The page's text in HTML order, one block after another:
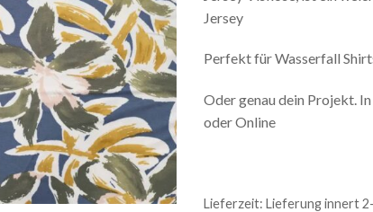
Jersey
Perfekt für Wasserfall
Oder genau dein Projekt.
oder Online
Lieferzeit:Lieferung innert